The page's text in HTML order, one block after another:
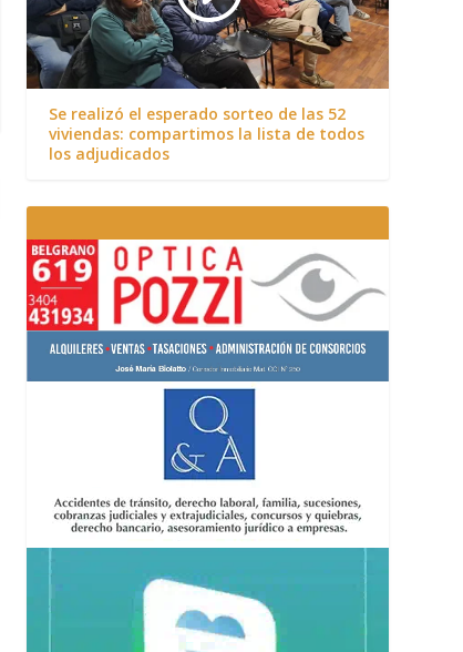
Se realizó el esperado sorteo de las 52
viviendas: compartimos la lista de todos
los adjudicados